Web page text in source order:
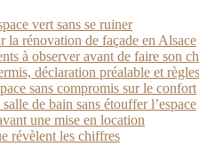
vert sans se ruiner
rénovation de façade en Alsace
à observer avant de faire son
déclaration préalable et
sans compromis sur le confort
de bain sans étouffer l’espace
une mise en location
révèlent les chiffres